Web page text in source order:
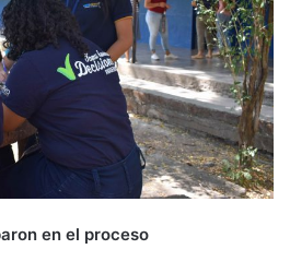
en el proceso